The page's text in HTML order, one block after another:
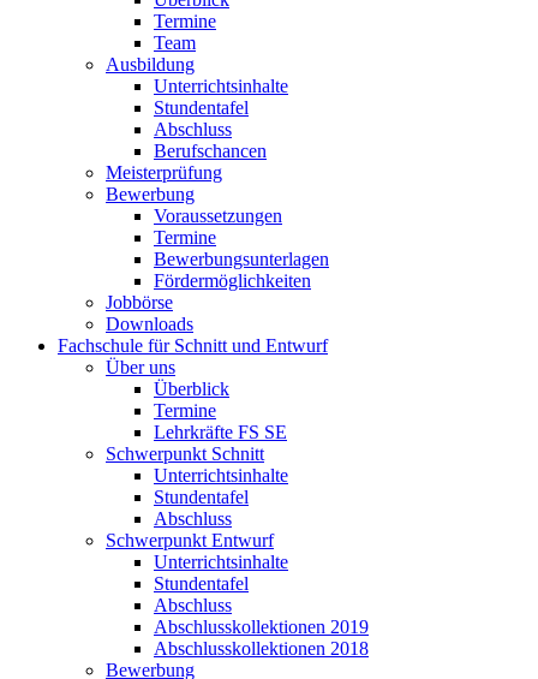
Termine
Team
Ausbildung
Unterrichtsinhalte
Stundentafel
Abschluss
Berufschancen
Meisterprüfung
Bewerbung
Voraussetzungen
Termine
Bewerbungsunterlagen
Fördermöglichkeiten
Jobbörse
Downloads
Fachschule für Schnitt und Entwurf
Über uns
Überblick
Termine
Lehrkräfte FS SE
Schwerpunkt Schnitt
Unterrichtsinhalte
Stundentafel
Abschluss
Schwerpunkt Entwurf
Unterrichtsinhalte
Stundentafel
Abschluss
Abschlusskollektionen 2019
Abschlusskollektionen 2018
Bewerbung